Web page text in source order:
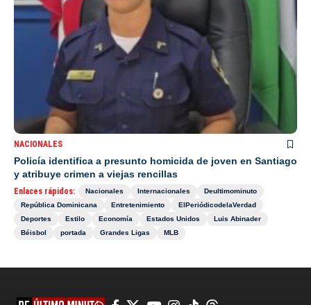
NACIONALES
Policía identifica a presunto homicida de joven en Santiago
y atribuye crimen a viejas rencillas
Enlaces rápidos: Nacionales Internacionales
Deultimominuto
República Dominicana
Entretenimiento
ElPeriódicodelaVerdad
Deportes
Estilo Economía Estados Unidos
Luis Abinader
Béisbol
portada Grandes Ligas MLB